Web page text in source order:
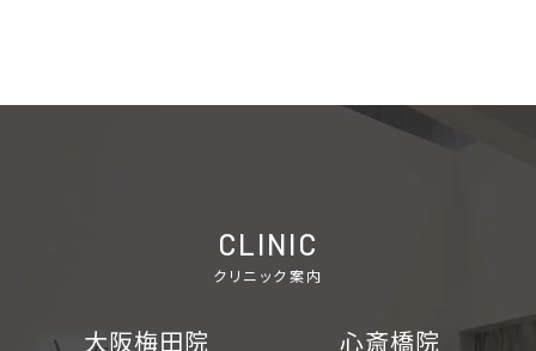
大阪梅田院 心斎橋院
CLINIC
クリニック案内
大阪梅田院 心斎橋院